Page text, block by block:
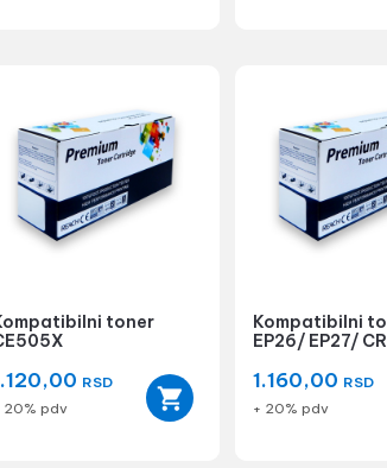
toner
RSD
20% pdv
Kompatibilni
EP26/ EP27/
1.160,00 RSD
+ 20% pdv